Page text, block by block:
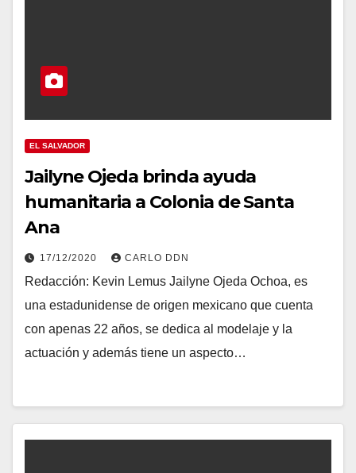
EL SALVADOR
Jailyne Ojeda brinda ayuda
humanitaria a Colonia de Santa
Ana
17/12/2020 CARLO DDN
Redacción: Kevin Lemus Jailyne Ojeda Ochoa, es
una estadunidense de origen mexicano que cuenta
con apenas 22 años, se dedica al modelaje y la
actuación y además tiene un aspecto…